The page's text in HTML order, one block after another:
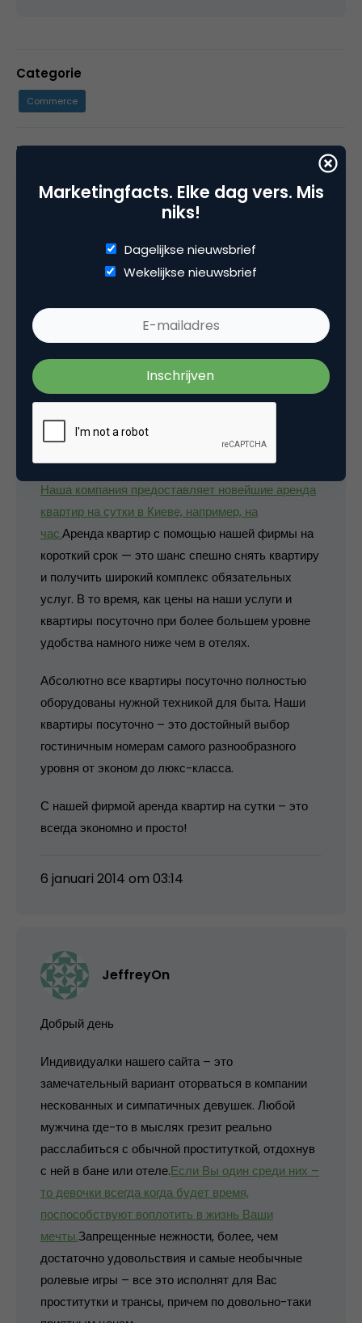
Categorie
Commerce
Tags
SamuelMr
Приветствую всех
Если Вы желаете арендовать квартиру на сутки,
мы с радостью предлагаем Вам свои услуги.
Наша компания предоставляет новейшие аренда
квартир на сутки в Киеве, например, на
час.Аренда квартир с помощью нашей фирмы на
короткий срок — это шанс спешно снять квартиру
и получить широкий комплекс обязательных
услуг. В то время, как цены на наши услуги и
квартиры посуточно при более большем уровне
удобства намного ниже чем в отелях.
Абсолютно все квартиры посуточно полностью
оборудованы нужной техникой для быта. Наши
квартиры посуточно – это достойный выбор
гостиничным номерам самого разнообразного
уровня от эконом до люкс-класса.
С нашей фирмой аренда квартир на сутки – это
всегда экономно и просто!
6 januari 2014 om 03:14
JeffreyOn
Добрый день
Индивидуалки нашего сайта – это
замечательный вариант оторваться в компании
нескованных и симпатичных девушек. Любой
мужчина где-то в мыслях грезит реально
расслабиться с обычной проституткой, отдохнув
с ней в бане или отеле.Если Вы один среди них –
то девочки всегда когда будет время,
поспособствуют воплотить в жизнь Ваши
мечты.Запрещенные нежности, более, чем
достаточно удовольствия и самые необычные
ролевые игры – все это исполнят для Вас
проститутки и трансы, причем по довольно-таки
Marketingfacts. Elke dag vers. Mis
niks!
Dagelijkse nieuwsbrief
Wekelijkse nieuwsbrief